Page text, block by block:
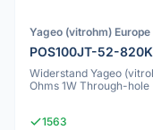
Yageo (vitrohm) Europe
POS100JT-52-
Widerstand Yageo
Ohms 1W Through-hole
1563